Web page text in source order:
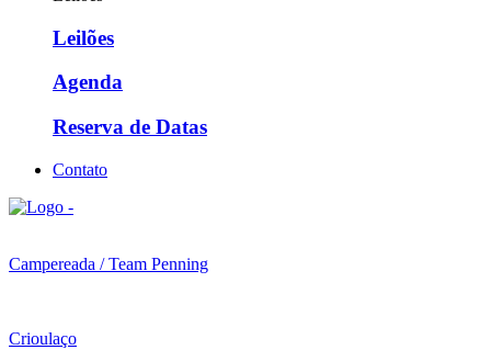
Leilões
Agenda
Reserva de Datas
Contato
Campereada / Team Penning
Crioulaço